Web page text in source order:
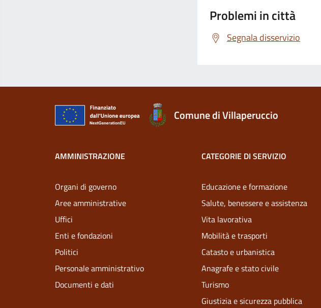
Problemi in città
Segnala disservizio
Comune di Villaperuccio
AMMINISTRAZIONE
Organi di governo
Aree amministrative
Uffici
Enti e fondazioni
Politici
Personale amministrativo
Documenti e dati
CATEGORIE DI SERVIZIO
Educazione e formazione
Salute, benessere e assistenza
Vita lavorativa
Mobilità e trasporti
Catasto e urbanistica
Anagrafe e stato civile
Turismo
Giustizia e sicurezza pubblica